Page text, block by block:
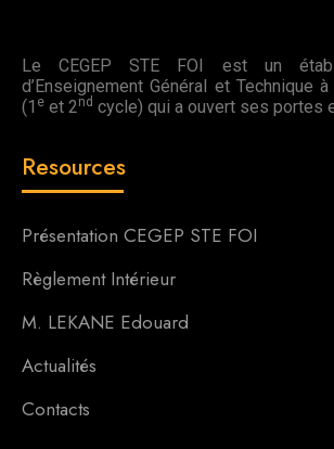
Le CEGEP STE FOI est un
d’Enseignement Général et Technique
(1 e et 2nd cycle) qui a ouvert ses portes
Resources
Présentation CEGEP STE FOI
Règlement Intérieur
M. LEKANE Edouard
Actualités
Contacts